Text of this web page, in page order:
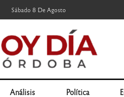
Sábado 8 De Agosto
Análisis Política